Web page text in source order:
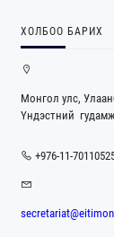
ХОЛБОО БАРИХ
Монгол улс,
Үндэстний
+976-11-